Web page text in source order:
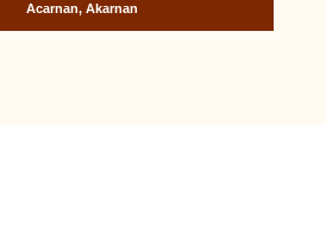
Acarnan, Akarnan